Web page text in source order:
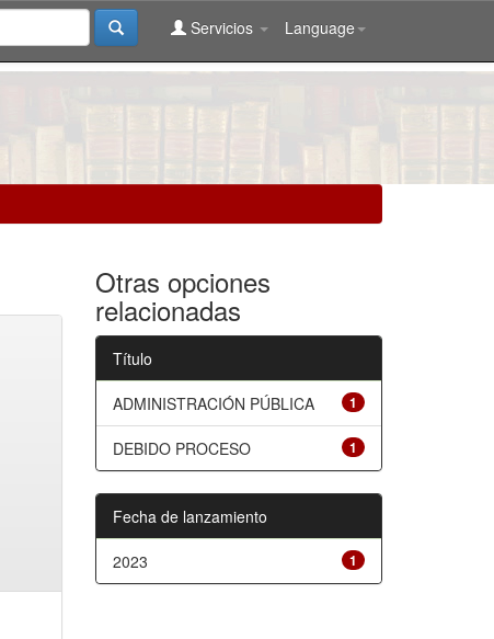
Language
Servicios
Otras opciones
relacionadas
Título
1
ADMINISTRACIÓN PÚBLICA
1
DEBIDO PROCESO
Fecha de lanzamiento
1
2023